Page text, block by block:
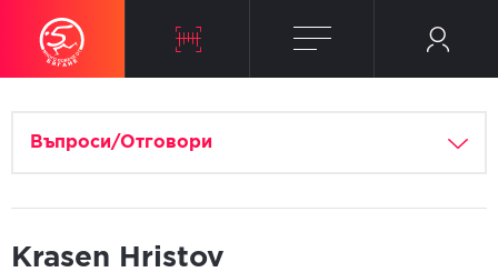
Въпроси/Отговори
Krasen Hristov